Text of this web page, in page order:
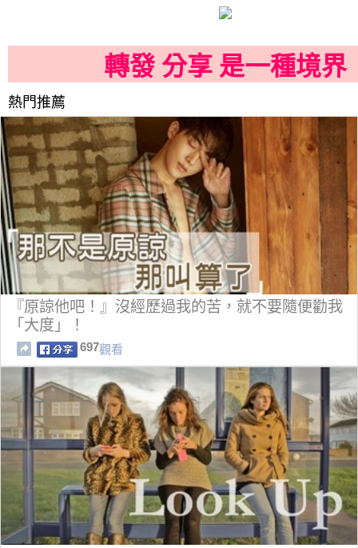
轉發 分享 是一種境界
熱門推薦
『原諒他吧！』沒經歷過我的苦，就不要隨便勸我
「大度」！
697觀看